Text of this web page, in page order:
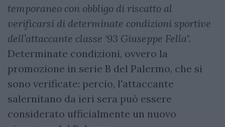
temporaneo con obbligo di riscatto al
verificarsi di determinate condizioni sportive
dell’attaccante classe ‘93 Giuseppe Fella".
Determinate condizioni, ovvero la
promozione in serie B del Palermo, che si
sono verificate: percio, l'attaccante
salernitano da ieri sera può essere
considerato ufficialmente un nuovo